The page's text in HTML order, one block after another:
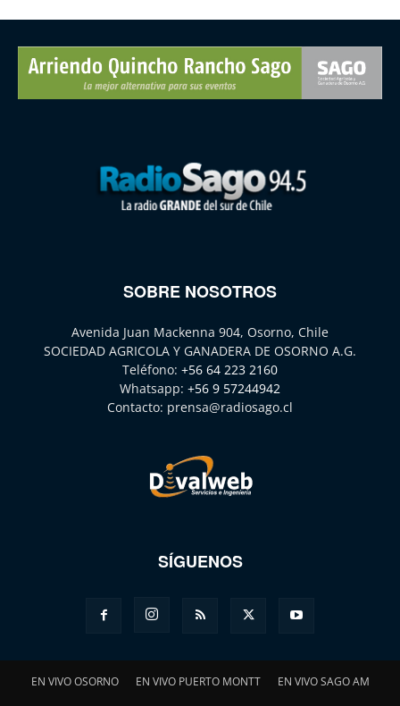
SOBRE NOSOTROS
Avenida Juan Mackenna 904, Osorno, Chile
SOCIEDAD AGRICOLA Y GANADERA DE OSORNO A.G.
Teléfono: +56 64 223 2160
Whatsapp: +56 9 57244942
Contacto: prensa@radiosago.cl
SÍGUENOS
EN VIVO OSORNO EN VIVO PUERTO MONTT EN VIVO SAGO AM